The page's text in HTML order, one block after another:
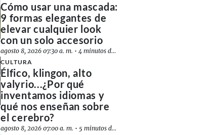
Cómo usar una mascada:
9 formas elegantes de
elevar cualquier look
con un solo accesorio
agosto 8, 2026 07:30 a. m. •4 minutos de lectura
CULTURA
Élfico, klingon, alto
valyrio...¿Por qué
inventamos idiomas y
qué nos enseñan sobre
el cerebro?
agosto 8, 2026 07:00 a. m. • 5 minutos de lectura